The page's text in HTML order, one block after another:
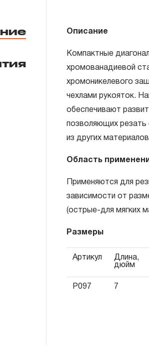
Описание
Компактные
хромованадиевой
хромоникелевого
чехлами рукояток.
обеспечивают
позволяющих резать
из других
Область
Применяются для
зависимости от
(острые-для мягких
Размеры
Артикул
Длина,
дюйм
P097 7
ГАРАНТИЙНЫЕ
Понятие
1.1 Понятие
течение всего
технической
использовал при
нарушал технологию
1.2 «ПОЖИЗНЕННАЯ
обслуживания,